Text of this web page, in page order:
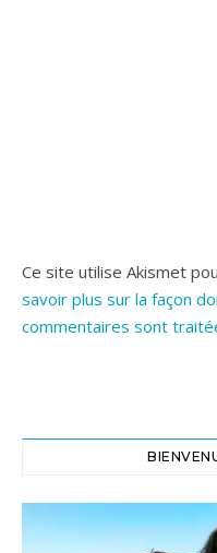
Ce site utilise Akismet
savoir plus sur la façon
commentaires sont